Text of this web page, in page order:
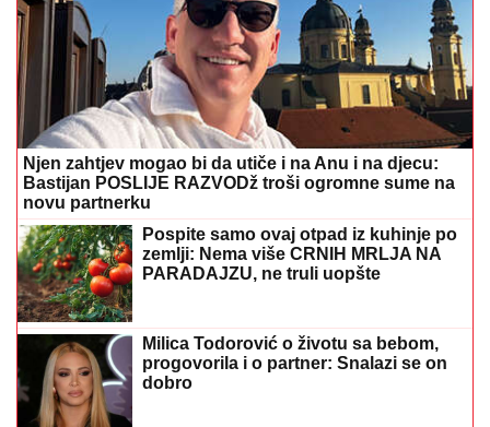
Njen zahtjev mogao bi da utiče i na Anu i na djecu:
Bastijan POSLIJE RAZVODž troši ogromne sume na
novu partnerku
Pospite samo ovaj otpad iz kuhinje po
zemlji: Nema više CRNIH MRLJA NA
PARADAJZU, ne truli uopšte
Milica Todorović o životu sa bebom,
progovorila i o partner: Snalazi se on
dobro